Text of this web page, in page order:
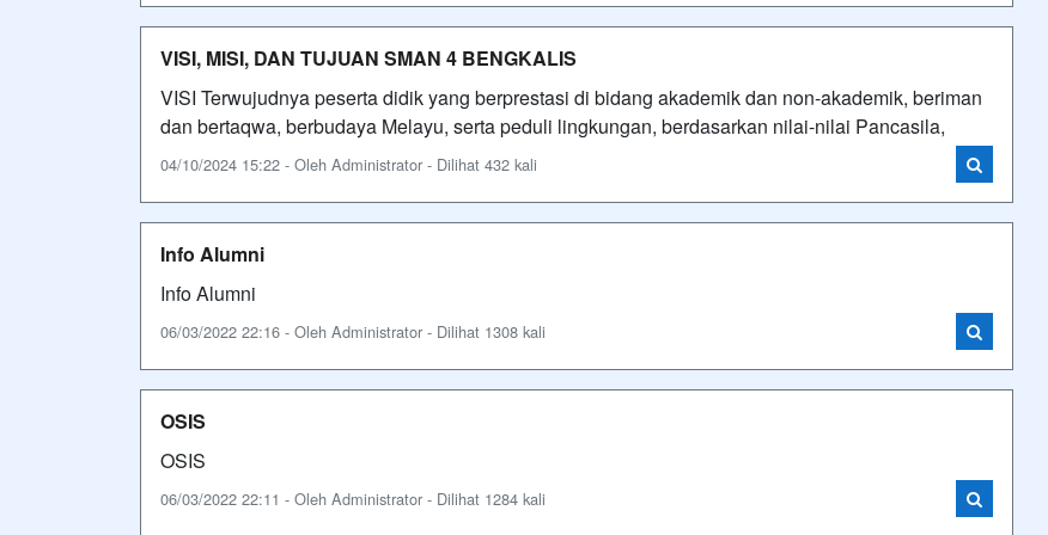
VISI, MISI, DAN TUJUAN SMAN 4 BENGKALIS
VISI Terwujudnya peserta didik yang berprestasi di bidang akademik dan non-akademik, beriman
dan bertaqwa, berbudaya Melayu, serta peduli lingkungan, berdasarkan nilai-nilai Pancasila,
04/10/2024 15:22 - Oleh Administrator - Dilihat 432 kali
Info Alumni
Info Alumni
06/03/2022 22:16 - Oleh Administrator - Dilihat 1308 kali
OSIS
OSIS
06/03/2022 22:11 - Oleh Administrator - Dilihat 1284 kali